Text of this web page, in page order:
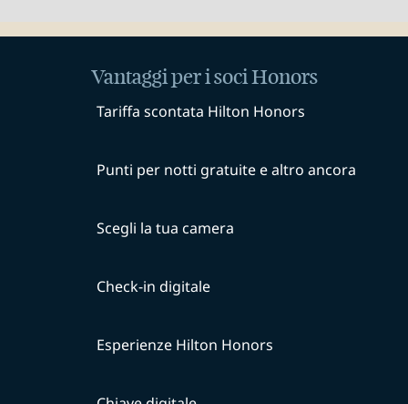
Vantaggi per i soci Honors
Tariffa scontata Hilton Honors
Punti per notti gratuite e altro ancora
Scegli la tua camera
Check-in digitale
Esperienze Hilton Honors